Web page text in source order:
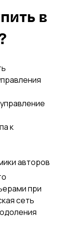
в
к
авторов
при
сеть